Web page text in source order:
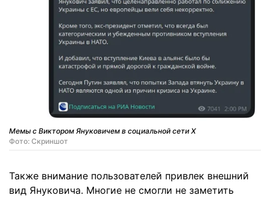
Мемы с Виктором Януковичем в социальной сети X
Фото: Скриншот
Также внимание пользователей привлек внешний
вид Януковича. Многие не смогли не заметить